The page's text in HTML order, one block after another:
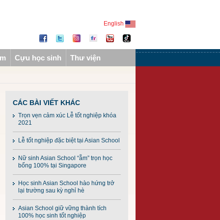
English
Cựu học sinh Thư viện
CÁC BÀI VIẾT KHÁC
Trọn vẹn cảm xúc Lễ tốt nghiệp khóa
2021
Lễ tốt nghiệp đặc biệt tại Asian School
Nữ sinh Asian School “ẵm” trọn học
bổng 100% tại Singapore
Học sinh Asian School hào hứng trở
lại trường sau kỳ nghỉ hè
Asian School giữ vững thành tích
100% học sinh tốt nghiệp